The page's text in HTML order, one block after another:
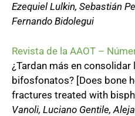
Ezequiel Lulkin, Sebastián
Fernando Bidolegui
Revista de la AAOT –
¿Tardan más en
bifosfonatos? [Does bone
fractures treated with
Vanoli, Luciano Gentile,